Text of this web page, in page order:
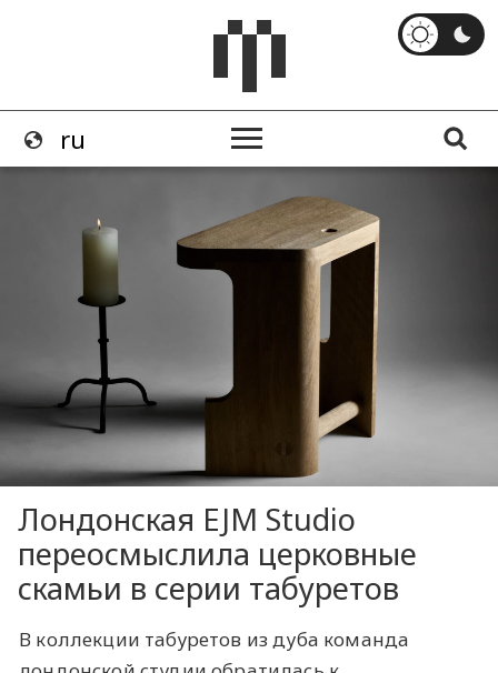
Лондонская EJM Studio
переосмыслила церковные
скамьи в серии табуретов
В коллекции табуретов из дуба команда